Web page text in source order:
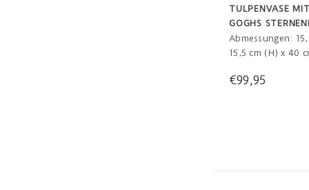
TULPENVASE
GOGHS
Abmessungen:
15,5 cm (H) x 40
€99,95